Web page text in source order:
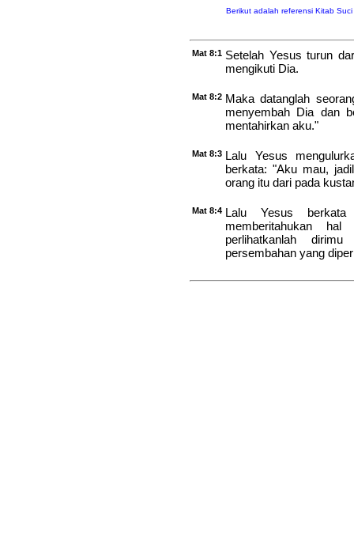
Berikut adalah referensi Kitab
Mat 8:1 Setelah Yesus turun
mengikuti Dia.
Mat 8:2 Maka datanglah
menyembah Dia dan
mentahirkan aku."
Mat 8:3 Lalu Yesus
berkata: "Aku mau,
orang itu dari pada
Mat 8:4 Lalu Yesus berkata
memberitahukan
perlihatkanlah
persembahan yang